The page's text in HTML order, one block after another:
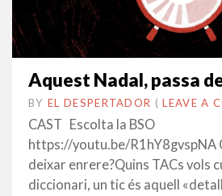
Aquest Nadal, passa
BY EL DESPERTADOR ON
13
DESEMBRE
•(LEAVE A
CAST Escolta la BSO
https://youtu.be/R1hY8gvspNA
deixar enrere?Quins TACs vols
diccionari, un tic és aquell